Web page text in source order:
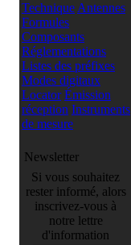
Technique Antennes
Formules
Composants
Réglementations
Listes des préfixes
Modes digitaux
Locator Émission
réception Instruments
de mesure
Newsletter
Si vous souhaitez
rester informé, alors
inscrivez-vous à
notre lettre
d'information